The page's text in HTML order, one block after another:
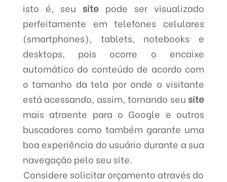
isto é, seu site pode ser visualizado
perfeitamente em telefones celulares
(smartphones), tablets, notebooks e
desktops, pois ocorre o encaixe
automático do conteúdo de acordo com
o tamanho da tela por onde o visitante
está acessando, assim, tornando seu site
mais atraente para o Google e outros
buscadores como também garante uma
boa experiência do usuário durante a sua
navegação pelo seu site.
Considere solicitar orçamento através do